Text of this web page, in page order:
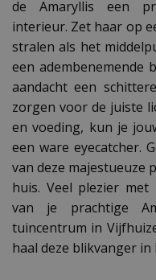
de Amaryllis een
interieur. Zet haar op
stralen als het
een adembenemende
aandacht een
zorgen voor de juiste
en voeding, kun je
een ware eyecatcher.
van deze majestueuze
huis. Veel plezier
van je prachtige
tuincentrum in
haal deze blikvanger in